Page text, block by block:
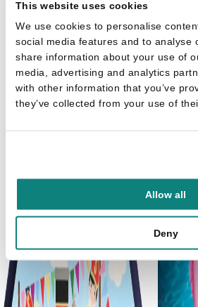
This website uses cookies
We use cookies to personalise
social media features and to analyse
share information about your use of
media, advertising and analytics
with other information that you’ve
they’ve collected from your use of
Allow all
Deny